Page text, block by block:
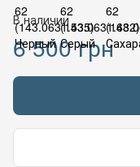
В наличии
6 500 грн